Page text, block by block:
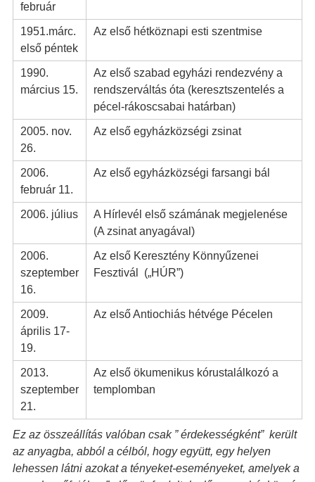
február
1951.márc.
első péntek
Az első hétköznapi esti szentmise
1990.
március 15.
Az első szabad egyházi rendezvény a
rendszerváltás óta (keresztszentelés a
pécel-rákoscsabai határban)
2005. nov.
26.
Az első egyházközségi zsinat
2006.
február 11.
Az első egyházközségi farsangi bál
2006. július
A Hírlevél első számának megjelenése
(A zsinat anyagával)
2006.
szeptember
16.
Az első Keresztény Könnyűzenei
Fesztivál („HÚR”)
2009.
április 17-
19.
Az első Antiochiás hétvége Pécelen
2013.
szeptember
21.
Az első ökumenikus kórustalálkozó a
templomban
Ez az összeállítás valóban csak ” érdekességként” került
az anyagba, abból a célból, hogy együtt, egy helyen
lehessen látni azokat a tényeket-eseményeket, amelyek a